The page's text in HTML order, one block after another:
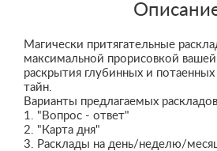
Магически притягательные
максимальной прорисовкой
раскрытия глубинных и
тайн.
Варианты предлагаемых
1. "Вопрос - ответ"
2. "Карта дня"
3. Расклады на день/неделю/